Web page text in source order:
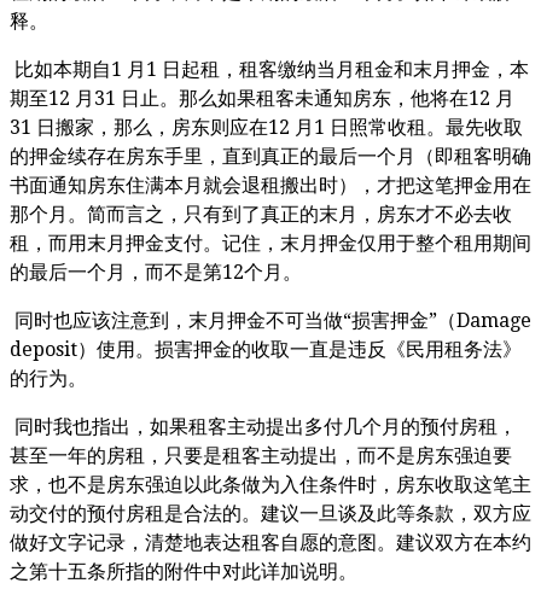
释。
比如本期自1 月 1 日起租，租客缴纳当月租金和末月押金，本
期至12 月 31 日止。那么如果租客未通知房东，他将在12 月
31 日搬家，那么，房东则应在12 月 1 日照常收租。最先收取
的押金续存在房东手里，直到真正的最后一个月（即租客明确
书面通知房东住满本月就会退租搬出时），才把这笔押金用在
那个月。简而言之，只有到了真正的末月，房东才不必去收
租，而用末月押金支付。记住，末月押金仅用于整个租用期间
的最后一个月，而不是第12个月。
同时也应该注意到，末月押金不可当做“损害押金” （Damage
deposit）使用。损害押金的收取一直是违反《民用租务法》
的行为。
同时我也指出，如果租客主动提出多付几个月的预付房租，
甚至一年的房租，只要是租客主动提出，而不是房东强迫要
求，也不是房东强迫以此条做为入住条件时，房东收取这笔主
动交付的预付房租是合法的。建议一旦谈及此等条款，双方应
做好文字记录，清楚地表达租客自愿的意图。建议双方在本约
之第十五条所指的附件中对此详加说明。